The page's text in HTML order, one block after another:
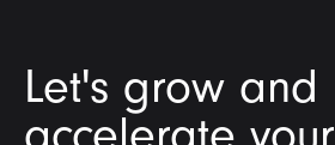
Let's grow and